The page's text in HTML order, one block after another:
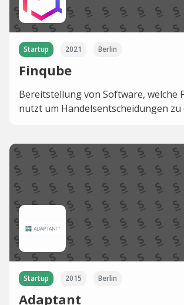
Startup 2021 Berlin
Finqube
Bereitstellung von Software, welche
nutzt um Handelsentscheidungen zu
Startup 2015 Berlin
Adaptant